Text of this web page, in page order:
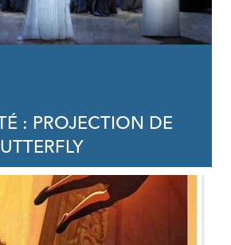
: PROJECTION DE